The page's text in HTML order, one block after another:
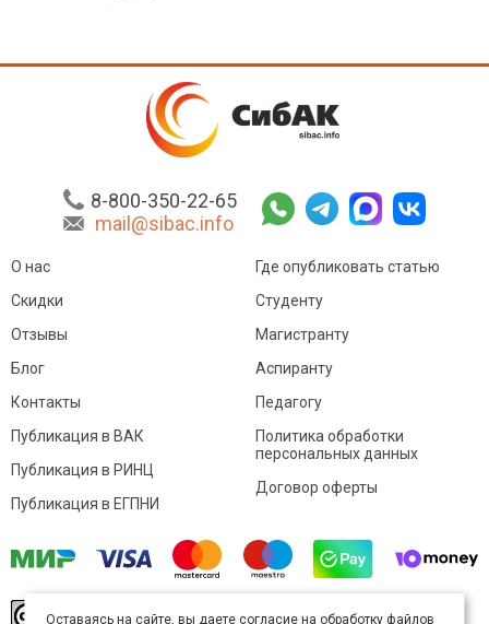
8-800-350-22-65
mail@sibac.info
О нас
Скидки
Отзывы
Блог
Контакты
Где опубликовать статью
Студенту
Магистранту
Аспиранту
Педагогу
Публикация в ВАК
Публикация в РИНЦ
Публикация в ЕГПНИ
Политика обработки
персональных данных
Договор оферты
Оставаясь на сайте, вы даете согласие на обработку файлов